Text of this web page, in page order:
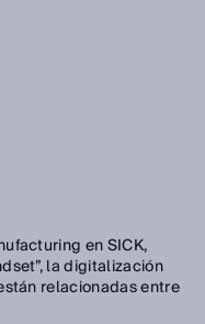
en SICK,
la digitalización
relacionadas entre